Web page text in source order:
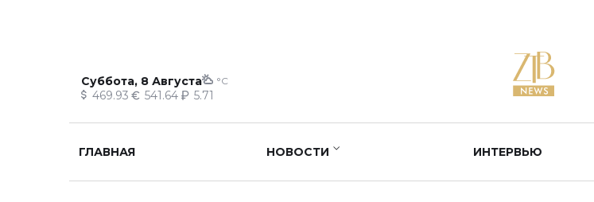
Суббота, 8 Августа °C
469.93 541.64 5.71
ГЛАВНАЯ НОВОСТИ ИНТЕРВЬЮ